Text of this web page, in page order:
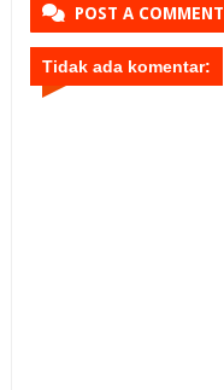
POST A COMMENT
Tidak ada komentar: